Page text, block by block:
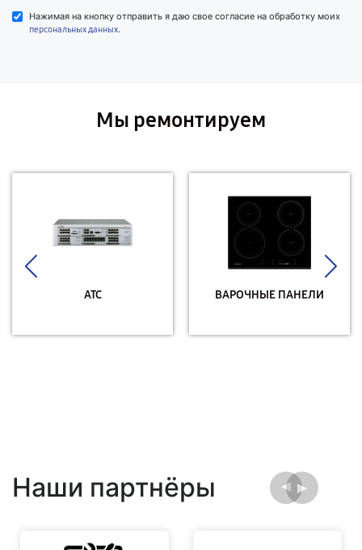
Нажимая на кнопку отправить я даю свое согласие на обработку моих
персональных данных.
Мы ремонтируем
АТС ВАРОЧНЫЕ ПАНЕЛИ
Наши партнёры